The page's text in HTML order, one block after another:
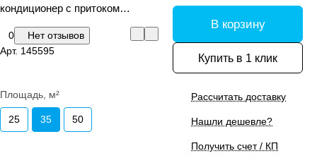
кондиционер с притоком
система)
0
Нет отзывов
Арт. 145595
Площадь, м²
25 35 50
В корзину
Купить в 1 клик
Рассчитать доставку
Нашли дешевле?
Получить счет / КП